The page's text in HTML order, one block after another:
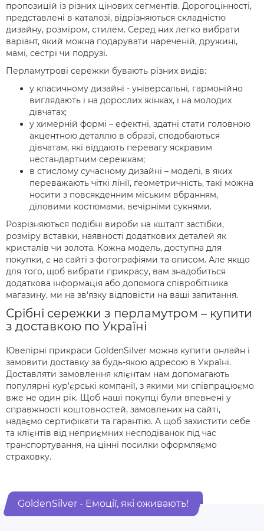
пропозицій із різних цінових сегментів. Дорогоцінності,
представлені в каталозі, відрізняються складністю
дизайну, розміром, стилем. Серед них легко вибрати
варіант, який можна подарувати нареченій, дружині,
мамі, сестрі чи подрузі.
Перламутрові сережки бувають різних видів:
у класичному дизайні - універсальні, гармонійно
виглядають і на дорослих жінках, і на молодих
дівчатах;
у химерній формі – ефектні, здатні стати головною
акцентною деталлю в образі, сподобаються
дівчатам, які віддають перевагу яскравим
нестандартним сережкам;
в стислому сучасному дизайні – моделі, в яких
переважають чіткі лінії, геометричність, такі можна
носити з повсякденним міським вбранням,
діловими костюмами, вечірніми сукнями.
Розрізняються подібні вироби на кшталт застібки,
розміру вставки, наявності додаткових деталей як
кристалів чи золота. Кожна модель, доступна для
покупки, є на сайті з фотографіями та описом. Але якщо
для того, щоб вибрати прикрасу, вам знадобиться
додаткова інформація або допомога співробітника
магазину, ми на зв'язку відповісти на ваші запитання.
Срібні сережки з перламутром – купити
з доставкою по Україні
Ювелірні прикраси GoldenSilver можна купити онлайн і
замовити доставку за будь-якою адресою в Україні.
Доставляти замовлення клієнтам нам допомагають
популярні кур'єрські компанії, з якими ми співпрацюємо
вже не один рік. Щоб наші покупці були впевнені у
справжності коштовностей, замовлених на сайті,
надаємо сертифікати та гарантію. А щоб захистити себе
та клієнтів від неприємних несподіванок під час
транспортування, на цінні посилки оформляємо
страховку.
GoldenSilver - Емоції, які оживають!